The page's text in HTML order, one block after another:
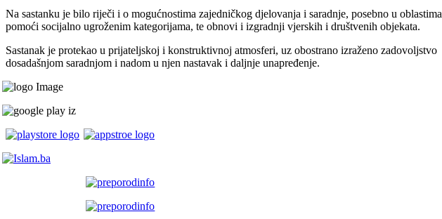
Na sastanku je bilo riječi i o mogućnostima zajedničkog djelovanja i saradnje, posebno u oblastima
pomoći socijalno ugroženim kategorijama, te obnovi i izgradnji vjerskih i društvenih objekata.
Sastanak je protekao u prijateljskoj i konstruktivnoj atmosferi, uz obostrano izraženo zadovoljstvo
dosadašnjom saradnjom i nadom u njen nastavak i daljnje unapređenje.